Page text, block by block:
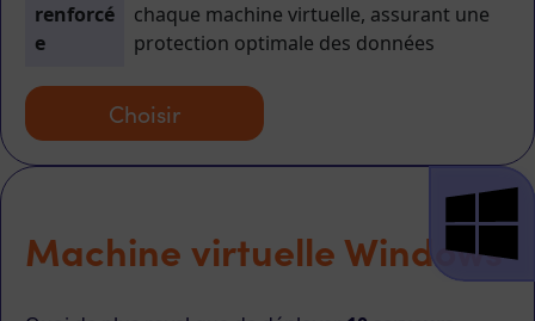
renforcé
e
chaque machine virtuelle, assurant une
protection optimale des données​
Choisir
Machine virtuelle Windows